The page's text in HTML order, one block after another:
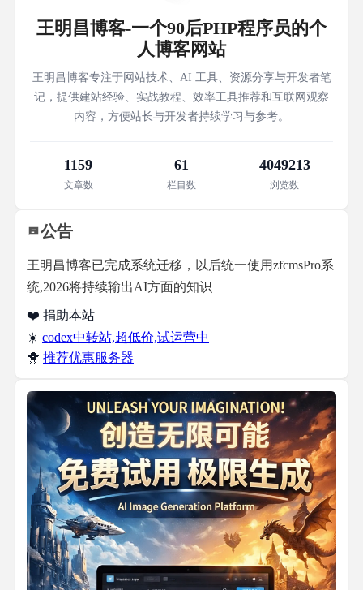
王明昌博客-一个90后PHP程序员的个
人博客网站
王明昌博客专注于网站技术、AI 工具、资源分享与开发者笔
记，提供建站经验、实战教程、效率工具推荐和互联网观察
内容，方便站长与开发者持续学习与参考。
1159
文章数
61
栏目数
4049213
浏览数
公告
王明昌博客已完成系统迁移，以后统一使用zfcmsPro系
统,2026将持续输出AI方面的知识
❤️ 捐助本站
☀️ codex中转站,超低价,试运营中
🐥 推荐优惠服务器